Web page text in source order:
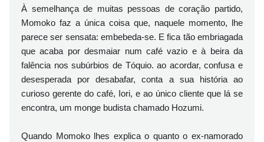
À semelhança de muitas pessoas de coração partido,
Momoko faz a única coisa que, naquele momento, lhe
parece ser sensata: embebeda-se. E fica tão embriagada
que acaba por desmaiar num café vazio e à beira da
falência nos subúrbios de Tóquio. ao acordar, confusa e
desesperada por desabafar, conta a sua história ao
curioso gerente do café, Iori, e ao único cliente que lá se
encontra, um monge budista chamado Hozumi.
Quando Momoko lhes explica o quanto o ex-namorado